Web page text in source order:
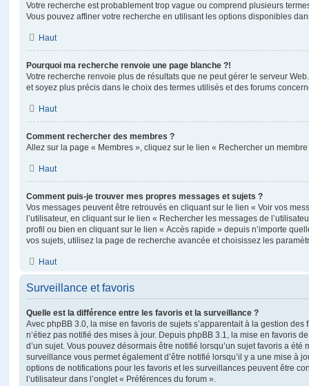
Votre recherche est probablement trop vague ou comprend plusieurs
Vous pouvez affiner votre recherche en utilisant les options disponibles
Haut
Pourquoi ma recherche renvoie une page blanche ?!
Votre recherche renvoie plus de résultats que ne peut gérer le serveur
et soyez plus précis dans le choix des termes utilisés et des forums
Haut
Comment rechercher des membres ?
Allez sur la page « Membres », cliquez sur le lien « Rechercher un membre
Haut
Comment puis-je trouver mes propres messages et sujets ?
Vos messages peuvent être retrouvés en cliquant sur le lien « Voir vos
l’utilisateur, en cliquant sur le lien « Rechercher les messages de
profil ou bien en cliquant sur le lien « Accès rapide » depuis n’importe
vos sujets, utilisez la page de recherche avancée et choisissez les
Haut
Surveillance et favoris
Quelle est la différence entre les favoris et la surveillance ?
Avec phpBB 3.0, la mise en favoris de sujets s’apparentait à la gestion des
n’étiez pas notifié des mises à jour. Depuis phpBB 3.1, la mise en favoris
d’un sujet. Vous pouvez désormais être notifié lorsqu’un sujet favoris a été
surveillance vous permet également d’être notifié lorsqu’il y a une mise à
options de notifications pour les favoris et les surveillances peuvent être
l’utilisateur dans l’onglet « Préférences du forum ».